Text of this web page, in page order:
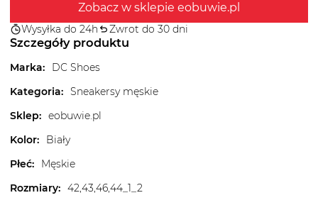
Zobacz w sklepie eobuwie.pl
Wysyłka do 24h Zwrot do 30 dni
Szczegóły produktu
Marka:
DC Shoes
Kategoria: Sneakersy męskie
Sklep: eobuwie.pl
Kolor:
Biały
Płeć:
Męskie
Rozmiary: 42,43,46,44_1_2